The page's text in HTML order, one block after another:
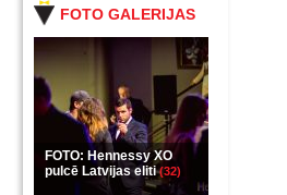
FOTO GALERIJAS
FOTO: Hennessy XO
pulcē Latvijas eliti(32)